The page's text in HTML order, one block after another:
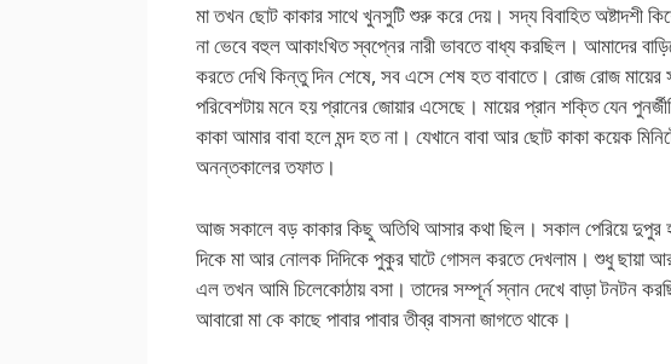
মা তখন ছোট কাকার সাথে খুনসুটি শুরু করে দেয়। সদ্য বিবাহিত অষ্টাদশী
না ভেবে বহুল আকাংখিত স্বপ্নের নারী ভাবতে বাধ্য করছিল। আমাদের
করতে দেখি কিন্তু দিন শেষে, সব এসে শেষ হত বাবাতে। রোজ রোজ মায়ের
পরিবেশটায় মনে হয় প্রানের জোয়ার এসেছে। মায়ের প্রান শক্তি যেন
কাকা আমার বাবা হলে মন্দ হত না। যেখানে বাবা আর ছোট কাকা কয়েক
অনন্তকালের তফাত।
আজ সকালে বড় কাকার কিছু অতিথি আসার কথা ছিল। সকাল পেরিয়ে
দিকে মা আর নোলক দিদিকে পুকুর ঘাটে গোসল করতে দেখলাম। শুধু ছায়া
এল তখন আমি চিলেকোঠায় বসা। তাদের সম্পূর্ন স্নান দেখে বাড়া টনটন
আবারো মা কে কাছে পাবার পাবার তীব্র বাসনা জাগতে থাকে।